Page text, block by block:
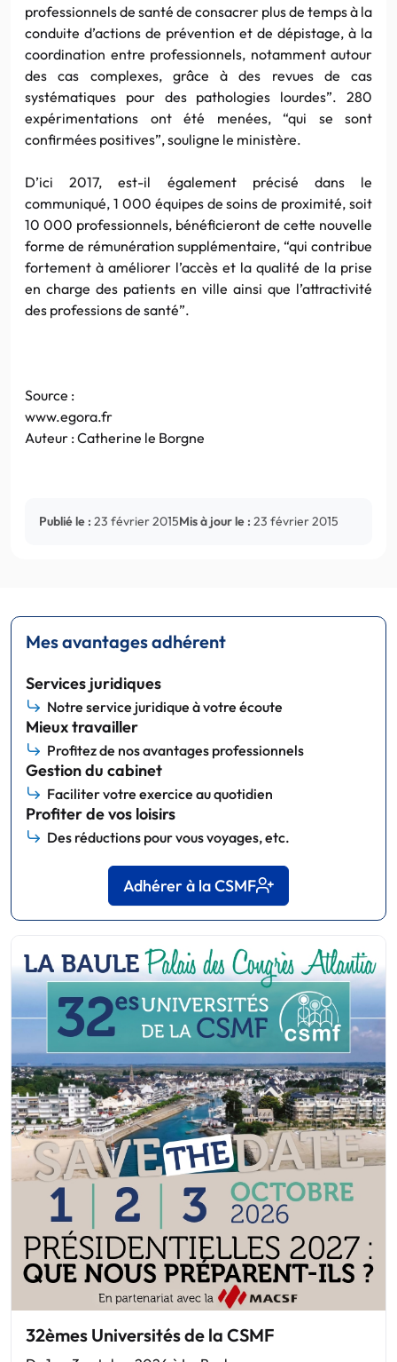
professionnels de santé de consacrer plus de temps à la
conduite d’actions de prévention et de dépistage, à la
coordination entre professionnels, notamment autour
des cas complexes, grâce à des revues de cas
systématiques pour des pathologies lourdes”. 280
expérimentations ont été menées, “qui se sont
confirmées positives”, souligne le ministère.
D’ici 2017, est-il également précisé dans le
communiqué, 1 000 équipes de soins de proximité, soit
10 000 professionnels, bénéficieront de cette nouvelle
forme de rémunération supplémentaire, “qui contribue
fortement à améliorer l’accès et la qualité de la prise
en charge des patients en ville ainsi que l’attractivité
des professions de santé”.
Source :
www.egora.fr
Auteur : Catherine le Borgne
Publié le : 23 février 2015Mis à jour le : 23 février 2015
Mes avantages adhérent
Services juridiques
Notre service juridique à votre écoute
Mieux travailler
Profitez de nos avantages professionnels
Gestion du cabinet
Faciliter votre exercice au quotidien
Profiter de vos loisirs
Des réductions pour vous voyages, etc.
Adhérer à la CSMF
32èmes Universités de la CSMF